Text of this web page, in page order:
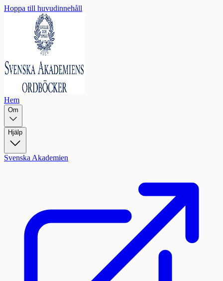
Hoppa till huvudinnehåll
Hem
Om
Hjälp
Svenska Akademien